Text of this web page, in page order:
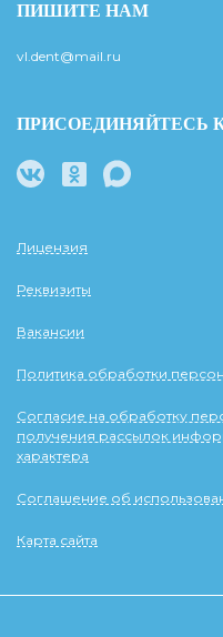
ПИШИТЕ НАМ
vl.dent@mail.ru
ПРИСОЕДИНЯЙТЕСЬ
Лицензия
Реквизиты
Вакансии
Политика обработки
Согласие на обработку
получения рассылок
характера
Соглашение об
Карта сайта